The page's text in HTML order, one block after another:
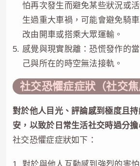
怕再次發生而避免某些狀況或
生過重大車禍，可能會避免騎
改由開車或搭乘大眾運輸。
感覺與現實脫離：恐慌發作的
己與所在的時空無法接軌。
社交恐懼症症狀（社交焦
對於他人目光、評論感到極度且
安，以致於日常生活社交時過分
社交恐懼症症狀如下：
對於與他人互動感到強烈的害